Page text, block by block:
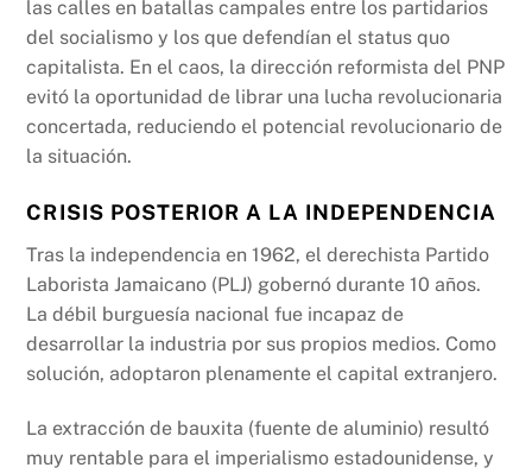
las calles en batallas campales entre los partidarios
del socialismo y los que defendían el status quo
capitalista. En el caos, la dirección reformista del PNP
evitó la oportunidad de librar una lucha revolucionaria
concertada, reduciendo el potencial revolucionario de
la situación.
CRISIS POSTERIOR A LA INDEPENDENCIA
Tras la independencia en 1962, el derechista Partido
Laborista Jamaicano (PLJ) gobernó durante 10 años.
La débil burguesía nacional fue incapaz de
desarrollar la industria por sus propios medios. Como
solución, adoptaron plenamente el capital extranjero.
La extracción de bauxita (fuente de aluminio) resultó
muy rentable para el imperialismo estadounidense, y